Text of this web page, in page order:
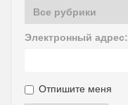
Электронный адрес:
Отпишите меня